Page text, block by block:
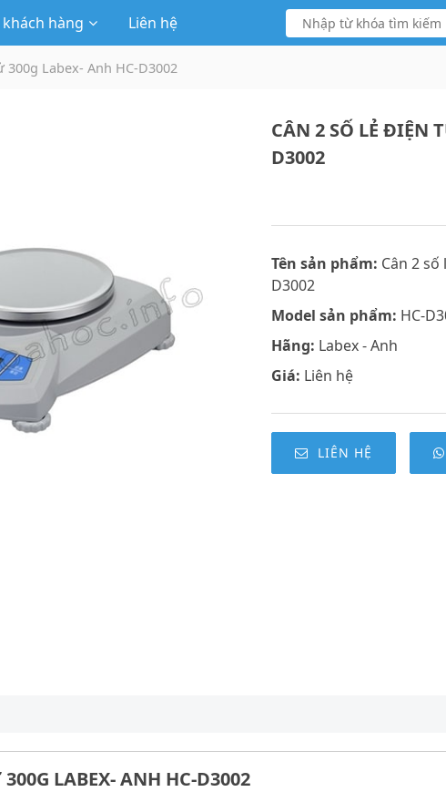
hàng Liên hệ
300g Labex- Anh HC-D3002
CÂN 2 SỐ LẺ ĐIỆN
D3002
Tên sản phẩm: Cân 2
D3002
Model sản phẩm: HC-
Hãng: Labex - Anh
Giá: Liên hệ
LIÊN HỆ
LABEX- ANH HC-D3002